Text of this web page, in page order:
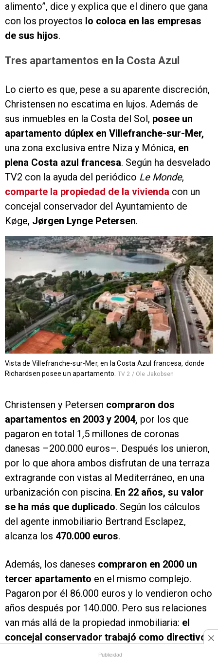
alimento”, dice y explica que el dinero que gana
con los proyectos lo coloca en las empresas
de sus hijos.
Tres apartamentos en la Costa Azul
Lo cierto es que, pese a su aparente discreción,
Christensen no escatima en lujos. Además de
sus inmuebles en la Costa del Sol, posee un
apartamento dúplex en Villefranche-sur-Mer,
una zona exclusiva entre Niza y Mónica, en
plena Costa azul francesa. Según ha desvelado
TV2 con la ayuda del periódico Le Monde,
comparte la propiedad de la vivienda con un
concejal conservador del Ayuntamiento de
Køge, Jørgen Lynge Petersen.
Vista de Villefranche-sur-Mer, en la Costa Azul francesa, donde
Richardsen posee un apartamento. TV 2 / Ole Jakobsen
Christensen y Petersen compraron dos
apartamentos en 2003 y 2004, por los que
pagaron en total 1,5 millones de coronas
danesas –200.000 euros–. Después los unieron,
por lo que ahora ambos disfrutan de una terraza
extragrande con vistas al Mediterráneo, en una
urbanización con piscina. En 22 años, su valor
se ha más que duplicado. Según los cálculos
del agente inmobiliario Bertrand Esclapez,
alcanza los 470.000 euros.
Además, los daneses compraron en 2000 un
tercer apartamento en el mismo complejo.
Pagaron por él 86.000 euros y lo vendieron ocho
años después por 140.000. Pero sus relaciones
van más allá de la propiedad inmobiliaria: el
concejal conservador trabajó como directivo
y administrador de varias empresas del
Publicidad